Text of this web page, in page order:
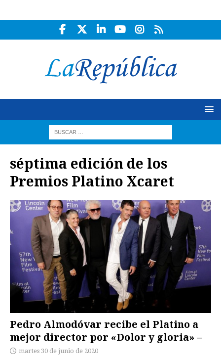
séptima edición de los
Premios Platino Xcaret
Pedro Almodóvar recibe el Platino a
mejor director por «Dolor y gloria» –
martes 30 de junio de 2020